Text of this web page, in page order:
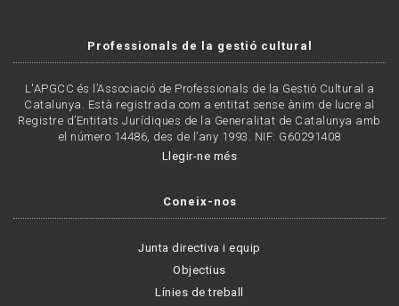
Professionals de la gestió cultural
L'APGCC és l’Associació de Professionals de la Gestió Cultural a
Catalunya. Està registrada com a entitat sense ànim de lucre al
Registre d’Entitats Jurídiques de la Generalitat de Catalunya amb
el número 14486, des de l’any 1993. NIF: G60291408
Llegir-ne més
Coneix-nos
Junta directiva i equip
Objectius
Línies de treball